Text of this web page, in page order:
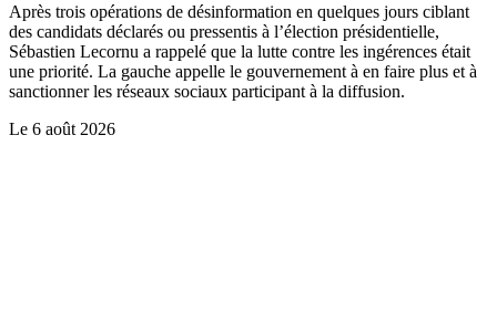
Après trois opérations de désinformation en quelques jours ciblant
des candidats déclarés ou pressentis à l’élection présidentielle,
Sébastien Lecornu a rappelé que la lutte contre les ingérences était
une priorité. La gauche appelle le gouvernement à en faire plus et à
sanctionner les réseaux sociaux participant à la diffusion.
Le 6 août 2026